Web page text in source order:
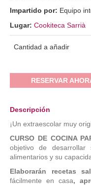
Impartido por: Equipo
Lugar: Cookiteca Sarrià
Cantidad a añadir
RESERVAR
Descripción
¡Un extraescolar muy
CURSO DE COCINA
objetivo de desarrollar
alimentarios y su
Elaborarán recetas
fácilmente en casa,